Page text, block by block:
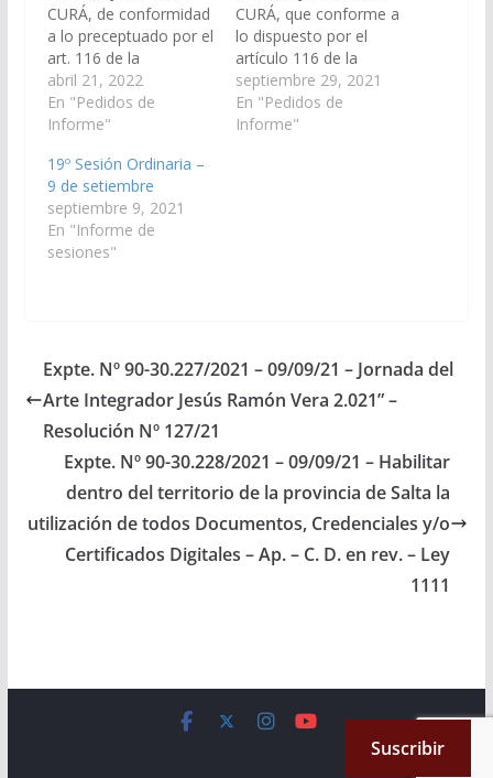
CURÁ, de conformidad
a lo preceptuado por el
art. 116 de la
Constitución Provincial
y al Art. 149 del
Reglamento Interno de
al Instituto Provincial
de Vivienda, que
informe, remitiendo
copia de la
documentación
abril 21, 2022
En "Pedidos de
Informe"
CURÁ, que conforme a
lo dispuesto por el
artículo 116 de la
Constitución de la
Provincia de Salta y el
artículo Nº 149 del
septiembre 29, 2021
En "Pedidos de
Informe"
19º Sesión Ordinaria –
9 de setiembre
septiembre 9, 2021
En "Informe de
sesiones"
Expte. Nº 90-30.227/2021 – 09/09/21 – Jornada del
Arte Integrador Jesús Ramón Vera 2.021” –
Resolución Nº 127/21
Expte. Nº 90-30.228/2021 – 09/09/21 – Habilitar
dentro del territorio de la provincia de Salta la
utilización de todos Documentos, Credenciales y/o
Certificados Digitales – Ap. – C. D. en rev. – Ley
1111
. All rights reserved.
Suscribir